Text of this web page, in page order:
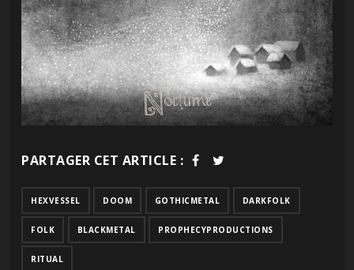
PARTAGER CET ARTICLE :
HEXVESSEL DOOM GOTHICMETAL DARKFOLK
FOLK BLACKMETAL PROPHECYPRODUCTIONS
RITUAL